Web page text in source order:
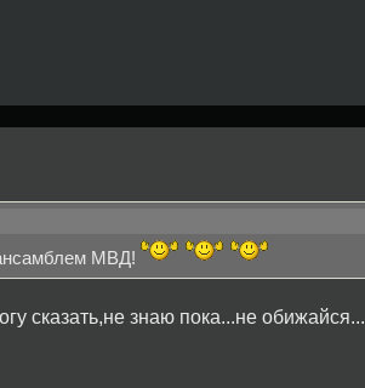
МВД!
сказать,не знаю пока...не обижайся...